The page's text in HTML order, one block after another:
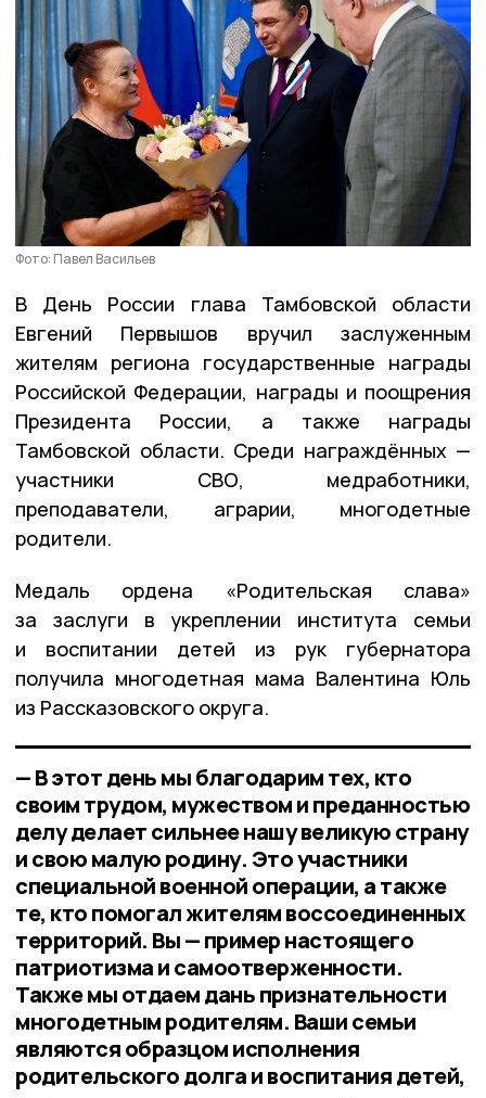
Фото: Павел Васильев
В День России глава Тамбовской области
Евгений Первышов вручил заслуженным
жителям региона государственные награды
Российской Федерации, награды и поощрения
Президента России, а также награды
Тамбовской области. Среди награждённых —
участники СВО, медработники,
преподаватели, аграрии, многодетные
родители.
Медаль ордена «Родительская слава»
за заслуги в укреплении института семьи
и воспитании детей из рук губернатора
получила многодетная мама Валентина Юль
из Рассказовского округа.
— В этот день мы благодарим тех, кто
своим трудом, мужеством и преданностью
делу делает сильнее нашу великую страну
и свою малую родину. Это участники
специальной военной операции, а также
те, кто помогал жителям воссоединенных
территорий. Вы — пример настоящего
патриотизма и самоотверженности.
Также мы отдаем дань признательности
многодетным родителям. Ваши семьи
являются образцом исполнения
родительского долга и воспитания детей,